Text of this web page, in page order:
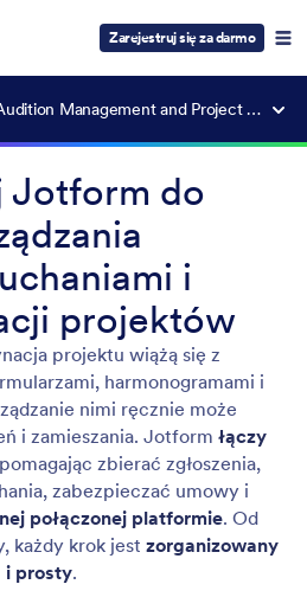
Zarejestruj się za darmo
Audition Management and Project Coordination
Jotform do
i
projektów
projektu wiążą się z
harmonogramami i
nimi ręcznie może
i zamieszania. Jotform łączy
zbierać zgłoszenia,
zabezpieczać umowy i
połączonej platformie. Od
każdy krok jest zorganizowany
i prosty.